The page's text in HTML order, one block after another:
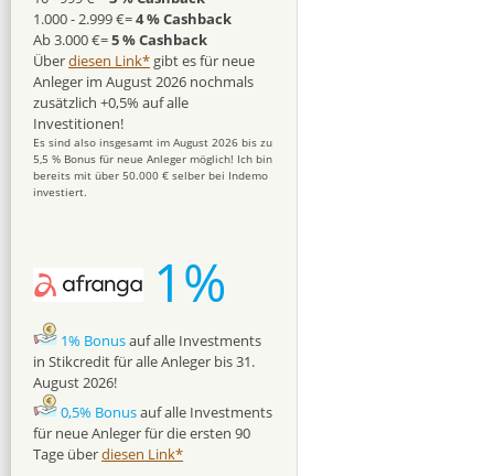
1.000 - 2.999 €=4 % Cashback
Ab 3.000 €=5 % Cashback
Überdiesen Link* gibt es für neue
Anleger im August 2026 nochmals
zusätzlich +0,5% auf alle
Investitionen!
Es sind also insgesamt im August 2026 bis zu
5,5 % Bonus für neue Anleger möglich! Ich bin
bereits mit über 50.000 € selber bei Indemo
investiert.
1%
1% Bonusauf alle Investments
in Stikcredit für alle Anleger bis 31.
August 2026!
0,5% Bonusauf alle Investments
für neue Anleger für die ersten 90
Tage überdiesen Link*